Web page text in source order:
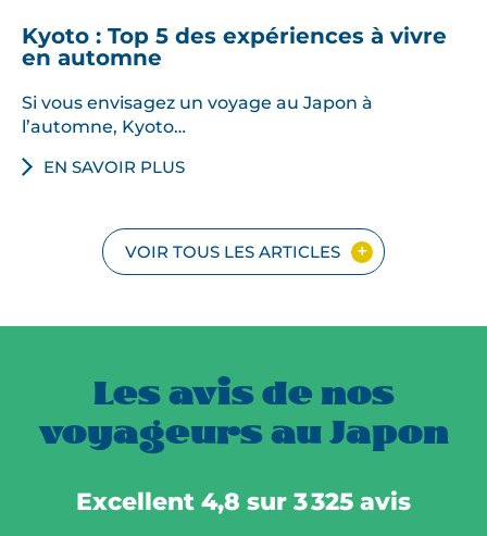
Kyoto : Top 5 des expériences à vivre
en automne
Si vous envisagez un voyage au Japon à
l’automne, Kyoto…
EN SAVOIR PLUS
VOIR TOUS LES ARTICLES
Les avis de nos
voyageurs au Japon
Excellent 4,8 sur 3 325 avis